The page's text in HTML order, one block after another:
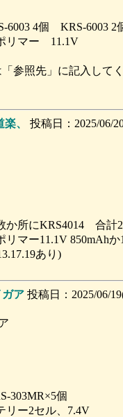
6003 4個 KRS-6003
リマー 11.1V
参照先」に記入してく
楽、 投稿日：2025/06/
か所にKRS4014 合計
マー11.1V 850mAhか
あり)
ガア 投稿日：2025/06/
303MR×5個
ー2セル、7.4V